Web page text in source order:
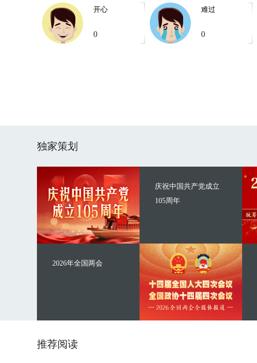
开心
0
难过
0
独家策划
庆祝中国共产党成立
105周年
2026年全国两会
推荐阅读